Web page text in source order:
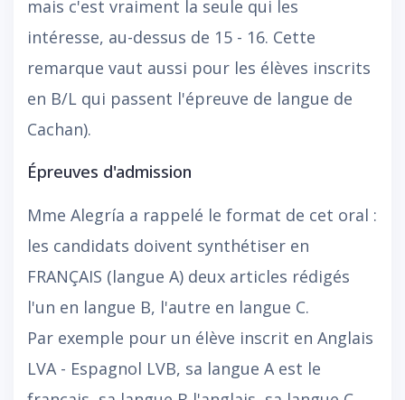
mais c'est vraiment la seule qui les
intéresse, au-dessus de 15 - 16. Cette
remarque vaut aussi pour les élèves inscrits
en B/L qui passent l'épreuve de langue de
Cachan).
Épreuves d'admission
Mme Alegría a rappelé le format de cet oral :
les candidats doivent synthétiser en
FRANÇAIS (langue A) deux articles rédigés
l'un en langue B, l'autre en langue C.
Par exemple pour un élève inscrit en Anglais
LVA - Espagnol LVB, sa langue A est le